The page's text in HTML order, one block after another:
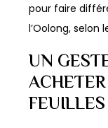
pour faire
l’Oolong, selon
UN